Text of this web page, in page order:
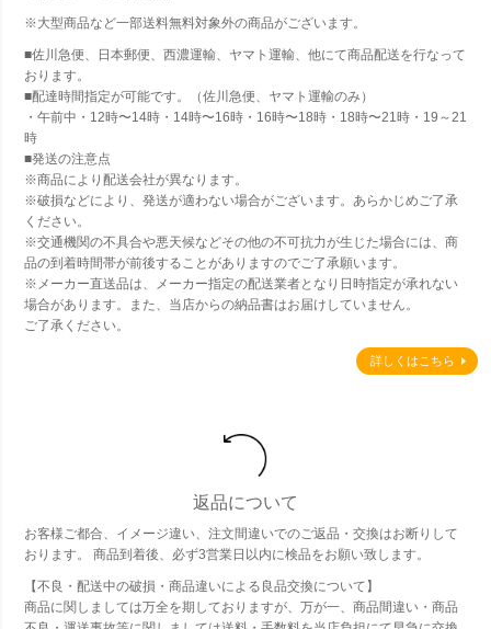
※大型商品など一部送料無料対象外の商品がございます。
■佐川急便、日本郵便、西濃運輸、ヤマト運輸、他にて商品配送を行なって
おります。
■配達時間指定が可能です。（佐川急便、ヤマト運輸のみ）
・午前中・12時〜14時・14時〜16時・16時〜18時・18時〜21時・19～21
時
■発送の注意点
※商品により配送会社が異なります。
※破損などにより、発送が適わない場合がございます。あらかじめご了承
ください。
※交通機関の不具合や悪天候などその他の不可抗力が生じた場合には、商
品の到着時間帯が前後することがありますのでご了承願います。
※メーカー直送品は、メーカー指定の配送業者となり日時指定が承れない
場合があります。また、当店からの納品書はお届けしていません。
ご了承ください。
詳しくはこちら
返品について
お客様ご都合、イメージ違い、注文間違いでのご返品・交換はお断りして
おります。 商品到着後、必ず3営業日以内に検品をお願い致します。
【不良・配送中の破損・商品違いによる良品交換について】
商品に関しましては万全を期しておりますが、万が一、商品間違い・商品